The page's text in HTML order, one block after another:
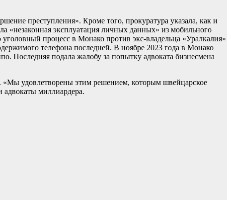
преступления». Кроме того, прокуратура указала, как и
«незаконная эксплуатация личных данных» из мобильного
процесс в Монако против экс-владельца «Уралкалия»
телефона последней. В ноябре 2023 года в Монако
Последняя подала жалобу за попытку адвоката бизнесмена
«Мы удовлетворены этим решением, которым швейцарское
адвокаты миллиардера.